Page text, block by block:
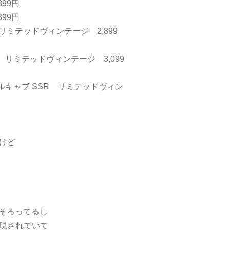
円
円
テッドヴィンテージ 2,899
ミテッドヴィンテージ 3,099
ャブ SSR リミテッドヴィン
ど
ろってるし
されていて